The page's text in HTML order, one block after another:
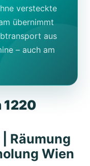
versteckte
übernimmt
aus
– auch am
1220
Räumung
Wien